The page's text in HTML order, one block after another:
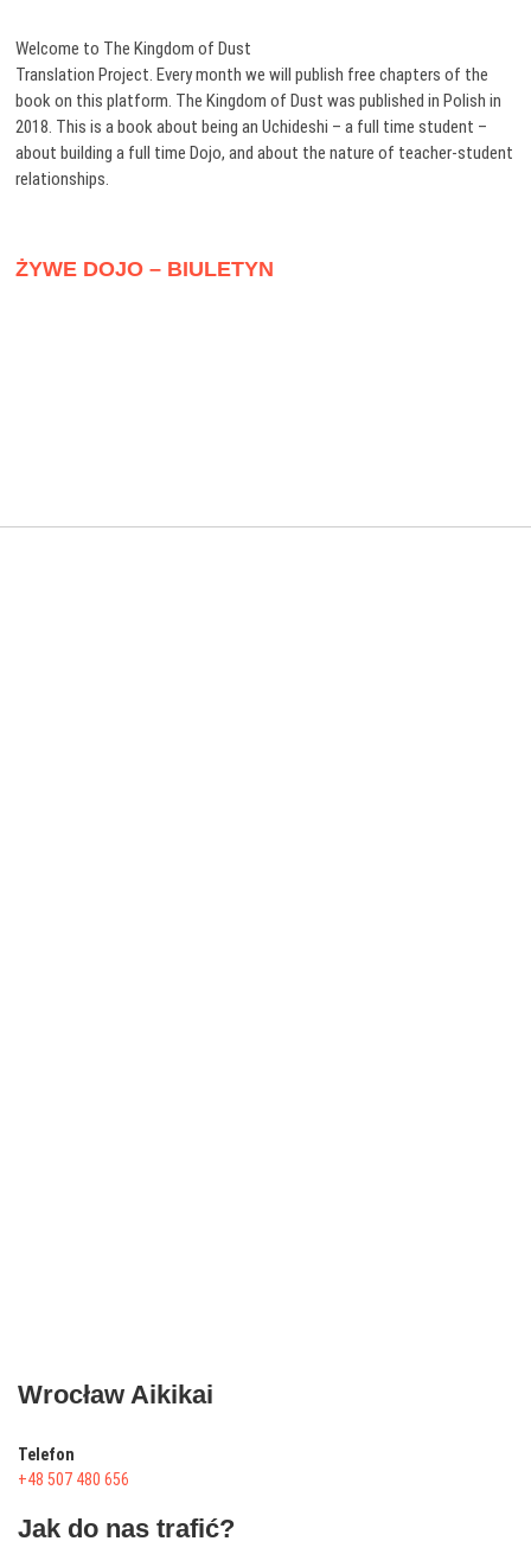
Welcome to The Kingdom of Dust
Translation Project. Every month we will publish free chapters of the
book on this platform. The Kingdom of Dust was published in Polish in
2018. This is a book about being an Uchideshi – a full time student –
about building a full time Dojo, and about the nature of teacher-student
relationships.
ŻYWE DOJO – BIULETYN
Wrocław Aikikai
Telefon
+48 507 480 656
Jak do nas trafić?